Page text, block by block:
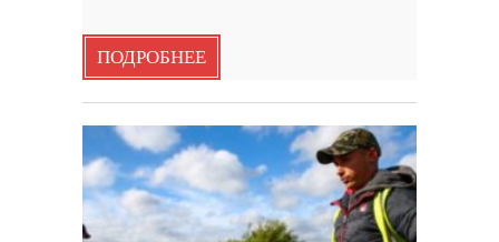
ПОДРОБНЕЕ